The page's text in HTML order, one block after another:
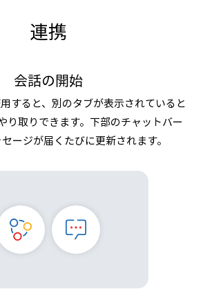
連携
会話の開始
すると、別のタブが表示されていると
り取りできます。下部のチャットバー
ージが届くたびに更新されます。